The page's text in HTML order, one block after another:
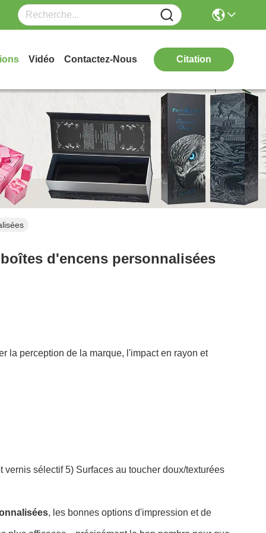
Vidéo Contactez-Nous Citation
d'encens personnalisées
la perception de la marque, l'impact en rayon et
vernis sélectif 5) Surfaces au toucher doux/texturées
, les bonnes options d'impression et de